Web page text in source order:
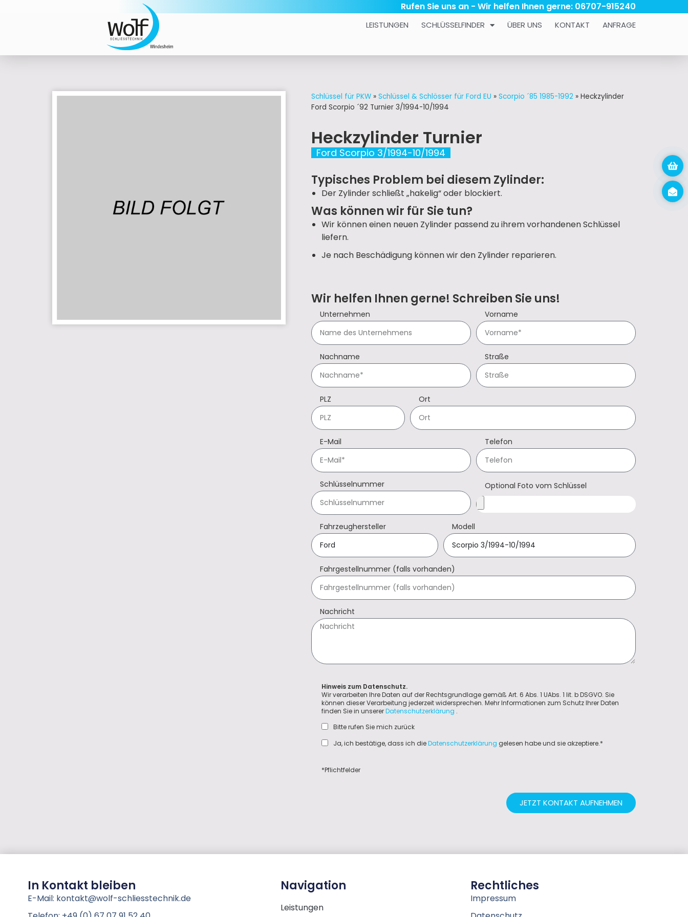
Rufen Sie uns an - Wir helfen Ihnen gerne: 06707-915240
LEISTUNGEN SCHLÜSSELFINDER ÜBER UNS KONTAKT ANFRAGE
Schlüssel für PKW » Schlüssel & Schlösser für Ford EU » Scorpio ´85 1985-1992 » Heckzylinder
Ford Scorpio ´92 Turnier 3/1994-10/1994
Heckzylinder Turnier
Ford Scorpio 3/1994-10/1994
Typisches Problem bei diesem Zylinder:
Der Zylinder schließt „hakelig“ oder blockiert.
Was können wir für Sie tun?
Wir können einen neuen Zylinder passend zu ihrem vorhandenen Schlüssel
liefern.
Je nach Beschädigung können wir den Zylinder reparieren.
Wir helfen Ihnen gerne! Schreiben Sie uns!
Unternehmen Vorname
Nachname Straße
PLZ Ort
E-Mail Telefon
Schlüsselnummer Optional Foto vom Schlüssel
Fahrzeughersteller Modell
Fahrgestellnummer (falls vorhanden)
Nachricht
Hinweis zum Datenschutz.
Wir verarbeiten Ihre Daten auf der Rechtsgrundlage gemäß Art. 6 Abs. 1 UAbs. 1 lit. b DSGVO. Sie
können dieser Verarbeitung jederzeit widersprechen. Mehr Informationen zum Schutz Ihrer Daten
finden Sie in unsererDatenschutzerklärung .
Bitte rufen Sie mich zurück
Ja, ich bestätige, dass ich dieDatenschutzerklärung gelesen habe und sie akzeptiere.*
*Pflichtfelder
JETZT KONTAKT AUFNEHMEN
In Kontakt bleiben
E-Mail: kontakt@wolf-schliesstechnik.de
Navigation
Leistungen
Rechtliches
Impressum